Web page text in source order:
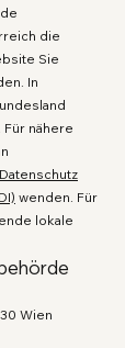
die
Sie
In
nähere
wenden. Für
lokale
Wien